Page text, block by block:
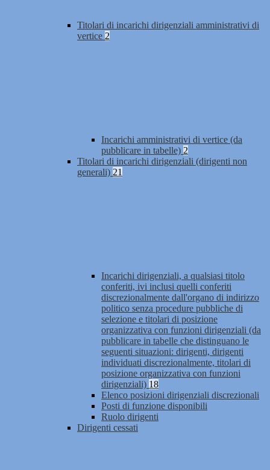
Titolari di incarichi dirigenziali amministrativi di
vertice 2
Incarichi amministrativi di vertice (da
pubblicare in tabelle) 2
Titolari di incarichi dirigenziali (dirigenti non
generali) 21
Incarichi dirigenziali, a qualsiasi titolo
conferiti, ivi inclusi quelli conferiti
discrezionalmente dall'organo di indirizzo
politico senza procedure pubbliche di
selezione e titolari di posizione
organizzativa con funzioni dirigenziali (da
pubblicare in tabelle che distinguano le
seguenti situazioni: dirigenti, dirigenti
individuati discrezionalmente, titolari di
posizione organizzativa con funzioni
dirigenziali) 18
Elenco posizioni dirigenziali discrezionali
Posti di funzione disponibili
Ruolo dirigenti
Dirigenti cessati